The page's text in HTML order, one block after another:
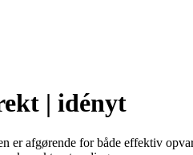
| idényt
er afgørende for både effektiv